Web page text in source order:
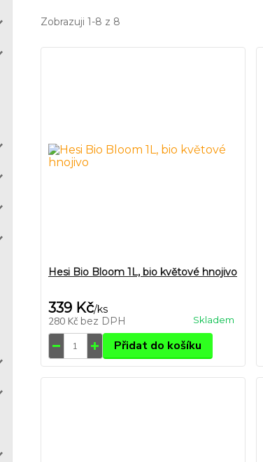
Zobrazuji 1-8 z 8
Hesi Bio Bloom 1L, bio květové hnojivo
339 Kč/ks
280 Kč bez DPH Skladem
Přidat do košíku